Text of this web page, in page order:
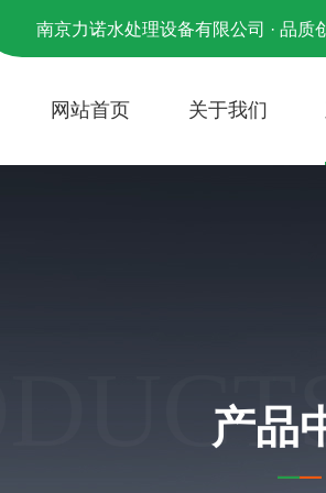
南京力诺水处理设备有限公司 · 品质
网站首页 关于我们
产品